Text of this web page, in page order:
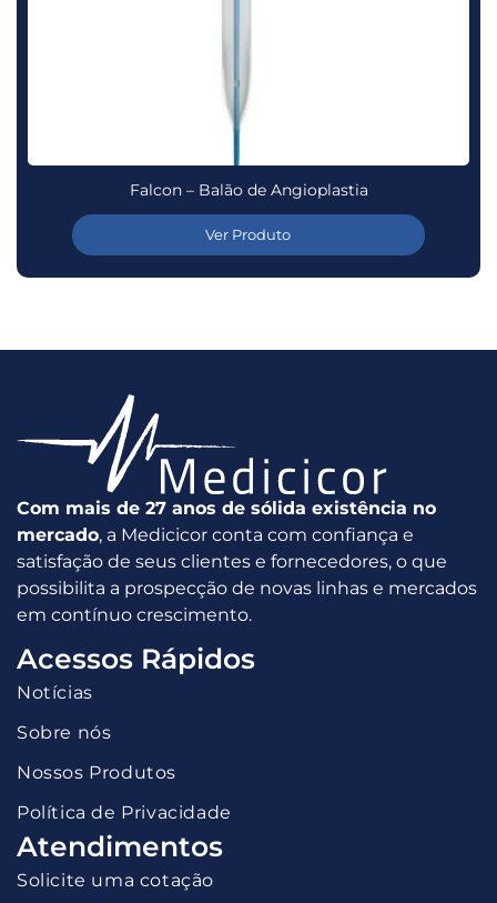
Falcon – Balão de Angioplastia
Ver Produto
Com mais de 27 anos de sólida existência no
mercado, a Medicicor conta com confiança e
satisfação de seus clientes e fornecedores, o que
possibilita a prospecção de novas linhas e mercados
em contínuo crescimento.
Acessos Rápidos
Notícias
Sobre nós
Nossos Produtos
Política de Privacidade
Atendimentos
Solicite uma cotação